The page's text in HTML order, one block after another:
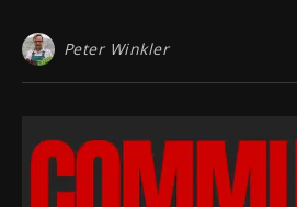
Peter Winkler